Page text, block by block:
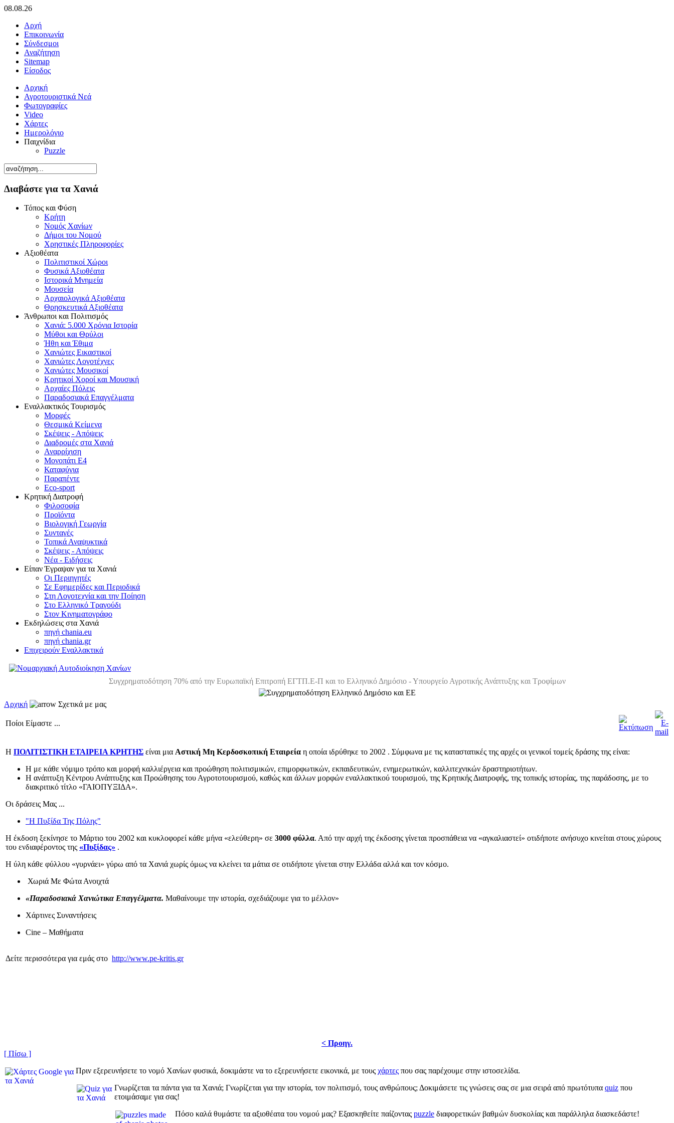
08.08.26
Αρχή
Επικοινωνία
Σύνδεσμοι
Αναζήτηση
Sitemap
Είσοδος
Αρχική
Αγροτουριστικά Νεά
Φωτογραφίες
Video
Χάρτες
Ημερολόγιο
Παιχνίδια
Puzzle
Διαβάστε για τα Χανιά
Τόπος και Φύση
Κρήτη
Νομός Χανίων
Δήμοι του Νομού
Χρηστικές Πληροφορίες
Αξιοθέατα
Πολιτιστικοί Χώροι
Φυσικά Αξιοθέατα
Ιστορικά Μνημεία
Μουσεία
Αρχαιολογικά Αξιοθέατα
Θρησκευτικά Αξιοθέατα
Άνθρωποι και Πολιτισμός
Χανιά: 5.000 Χρόνια Ιστορία
Μύθοι και Θρύλοι
Ήθη και Έθιμα
Χανιώτες Εικαστικοί
Χανιώτες Λογοτέχνες
Χανιώτες Μουσικοί
Κρητικοί Χοροί και Μουσική
Αρχαίες Πόλεις
Παραδοσιακά Επαγγέλματα
Εναλλακτικός Τουρισμός
Μορφές
Θεσμικά Κείμενα
Σκέψεις - Απόψεις
Διαδρομές στα Χανιά
Αναρρίχιση
Μονοπάτι Ε4
Καταφύγια
Παραπέντε
Eco-sport
Κρητική Διατροφή
Φιλοσοφία
Προϊόντα
Βιολογική Γεωργία
Συνταγές
Τοπικά Αναψυκτικά
Σκέψεις - Απόψεις
Νέα - Ειδήσεις
Είπαν Έγραψαν για τα Χανιά
Οι Περιηγητές
Σε Εφημερίδες και Περιοδικά
Στη Λογοτεχνία και την Ποίηση
Στο Ελληνικό Τραγούδι
Στον Κινηματογράφο
Εκδηλώσεις στα Χανιά
πηγή chania.eu
πηγή chania.gr
Επιχειρούν Εναλλακτικά
Συγχρηματοδότηση 70% από την Ευρωπαϊκή Επιτροπή ΕΓΤΠ.Ε-Π και το Ελληνικό Δημόσιο - Υπουργείο Αγροτικής Ανάπτυξης και Τροφίμων
Αρχική Σχετικά με μας
Ποίοι Είμαστε ...
Η ΠΟΛΙΤΙΣΤΙΚΗ ΕΤΑΙΡΕΙΑ ΚΡΗΤΗΣ είναι μια Αστική Μη Κερδοσκοπική Εταιρεία η οποία ιδρύθηκε το 2002 . Σύμφωνα με τις καταστατικές της αρχές οι γενικοί τομείς δράσης της είναι:
Η με κάθε νόμιμο τρόπο και μορφή καλλιέργεια και προώθηση πολιτισμικών, επιμορφωτικών, εκπαιδευτικών, ενημερωτικών, καλλιτεχνικών δραστηριοτήτων.
H ανάπτυξη Κέντρου Ανάπτυξης και Προώθησης του Αγροτοτουρισμού, καθώς και άλλων μορφών εναλλακτικού τουρισμού, της Κρητικής Διατροφής, της τοπικής ιστορίας, της παράδοσης, με το
διακριτικό τίτλο «ΓΑΙΟΠΥΞΙΔΑ».
Οι δράσεις Μας ...
"Η Πυξίδα Της Πόλης"
Η έκδοση ξεκίνησε το Μάρτιο του 2002 και κυκλοφορεί κάθε μήνα «ελεύθερη» σε 3000 φύλλα. Από την αρχή της έκδοσης γίνεται προσπάθεια να «αγκαλιαστεί» οτιδήποτε ανήσυχο κινείται στους χώρους
του ενδιαφέροντος της «Πυξίδας» .
Η ύλη κάθε φύλλου «γυρνάει» γύρω από τα Χανιά χωρίς όμως να κλείνει τα μάτια σε οτιδήποτε γίνεται στην Ελλάδα αλλά και τον κόσμο.
Χωριά Με Φώτα Ανοιχτά
«Παραδοσιακά Χανιώτικα Επαγγέλματα. Μαθαίνουμε την ιστορία, σχεδιάζουμε για το μέλλον»
Χάρτινες Συναντήσεις
Cine – Μαθήματα
Δείτε περισσότερα για εμάς στο http://www.pe-kritis.gr
< Προηγ.
[ Πίσω ]
Πριν εξερευνήσετε το νομό Χανίων φυσικά, δοκιμάστε να το εξερευνήσετε εικονικά, με τους χάρτες που σας παρέχουμε στην ιστοσελίδα.
Γνωρίζεται τα πάντα για τα Χανιά; Γνωρίζεται για την ιστορία, τον πολιτισμό, τους ανθρώπους; Δοκιμάσετε τις γνώσεις σας σε μια σειρά από πρωτότυπα quiz που
ετοιμάσαμε για σας!
Πόσο καλά θυμάστε τα αξιοθέατα του νομού μας? Εξασκηθείτε παίζοντας puzzle διαφορετικών βαθμών δυσκολίας και παράλληλα διασκεδάστε!